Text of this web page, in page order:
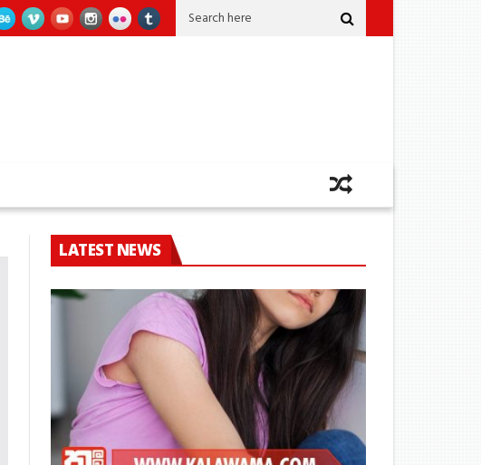
මරණයකින් කෙළවර වෙයි කෝටි 2කට අධික කුෂ් සමග ඡායාරූප ශිල්පියෙක්
LATEST NEWS